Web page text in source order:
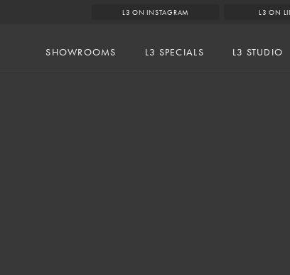
L3 ON INSTAGRAM L3 ON
SHOWROOMS L3 SPECIALS L3 STUDIO